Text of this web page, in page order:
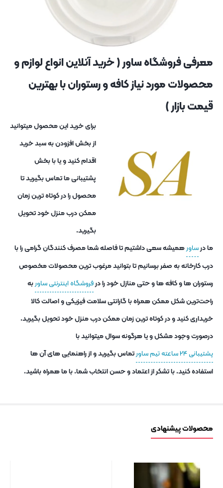
معرفی فروشگاه ساور ( خرید آنلاین انواع لوازم و
محصولات مورد نیاز کافه و رستوران با بهترین
قیمت بازار )
برای خرید این محصول میتوانید
از بخش افزودن به سبد خرید
اقدام کنید و یا با بخش
پشتیبانی ما تماس بگیرید تا
محصول را در کوتاه ترین زمان
ممکن درب منزل خود تحویل
بگیرید.
ما درساورهمیشه سعی داشتیم تا فاصله شما مصرف کنندگان گرامی را با
درب کارخانه به صفر برسانیم تا بتوانید مرغوب ترین محصولات مخصوص
رستوران ها و کافه ها و حتی منازل خود را درفروشگاه اینترنتی ساوربه
راحت‌ترین شکل ممکن همراه با گارانتی سلامت فیزیکی و اصالت کالا
خریداری کنید و در کوتاه ترین زمان ممکن درب منزل خود تحویل بگیرید.
درصورت وجود مشکل و یا هرگونه سوال میتوانید با
پشتیبانی ۲۴ ساعته تیم ساور
تماس بگیرید و از راهنمایی های آن ها
استفاده کنید. با تشکر از اعتماد و حسن انتخاب شما. با ما همراه باشید.
محصولات پیشنهادی